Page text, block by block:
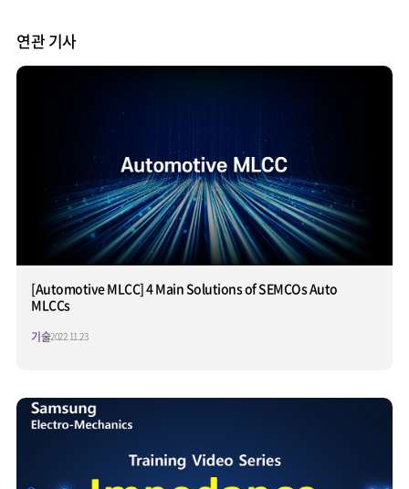
연관 기사
[Automotive MLCC] 4 Main Solutions of SEMCOs Auto
MLCCs
기술2022.11.23